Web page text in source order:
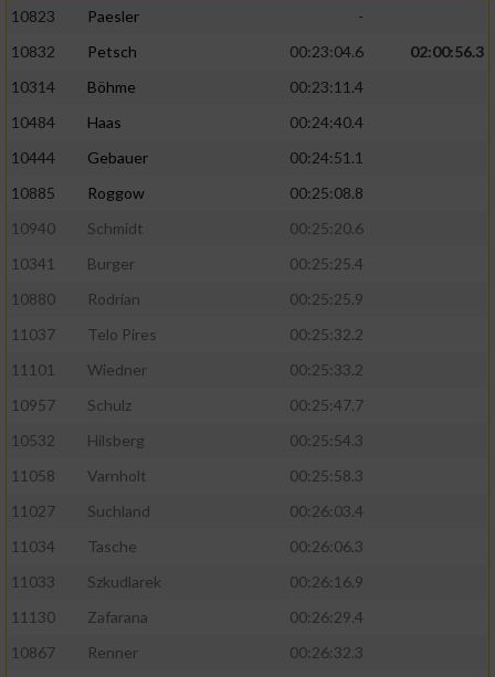
10823 Paesler
-
10832
Petsch 00:23:04.6
02:00:56.3
10314
Böhme
00:23:11.4
10484
Haas
00:24:40.4
10444
Gebauer
00:24:51.1
10885
Roggow
00:25:08.8
10940
Schmidt
00:25:20.6
10341
Burger
00:25:25.4
10880
Rodrian
00:25:25.9
11037
Telo Pires
00:25:32.2
11101
Wiedner
00:25:33.2
10957
Schulz
00:25:47.7
10532
Hilsberg
00:25:54.3
11058
Varnholt
00:25:58.3
11027
Suchland
00:26:03.4
11034
Tasche
00:26:06.3
11033
Szkudlarek
00:26:16.9
11130
Zafarana
00:26:29.4
10867
Renner
00:26:32.3